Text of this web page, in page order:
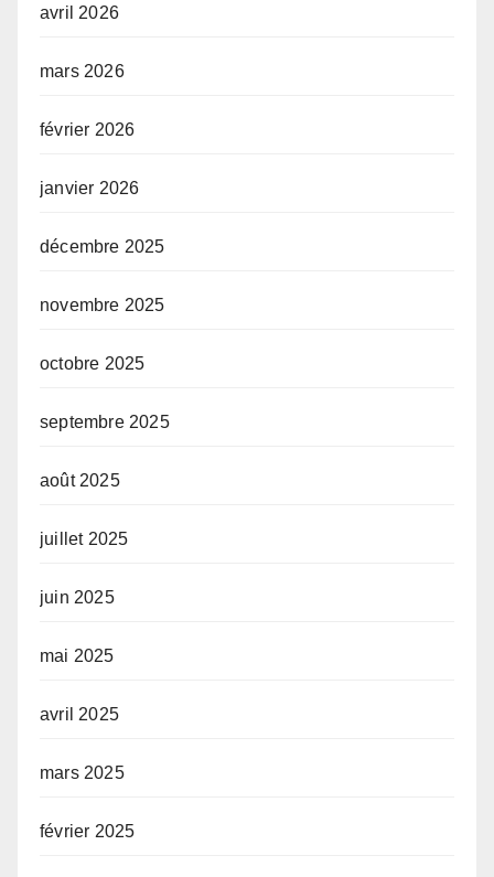
avril 2026
mars 2026
février 2026
janvier 2026
décembre 2025
novembre 2025
octobre 2025
septembre 2025
août 2025
juillet 2025
juin 2025
mai 2025
avril 2025
mars 2025
février 2025